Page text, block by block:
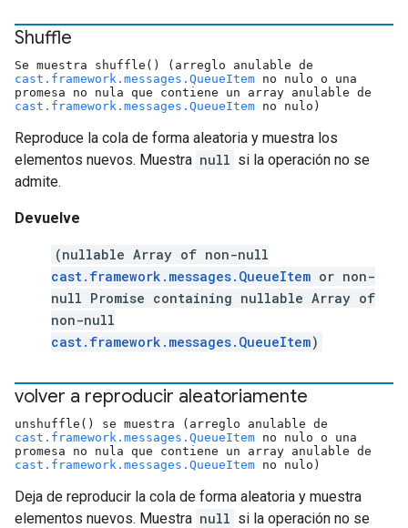
Shuffle
Se muestra shuffle() (arreglo anulable de
cast.framework.messages.QueueItem no nulo o una
promesa no nula que contiene un array anulable de
cast.framework.messages.QueueItem no nulo)
Reproduce la cola de forma aleatoria y muestra los
elementos nuevos. Muestra null si la operación no se
admite.
Devuelve
(nullable Array of non-null
cast.framework.messages.QueueItem or non-
null Promise containing nullable Array of
non-null
cast.framework.messages.QueueItem)
volver a reproducir aleatoriamente
unshuffle() se muestra (arreglo anulable de
cast.framework.messages.QueueItem no nulo o una
promesa no nula que contiene un array anulable de
cast.framework.messages.QueueItem no nulo)
Deja de reproducir la cola de forma aleatoria y muestra
elementos nuevos. Muestra null si la operación no se